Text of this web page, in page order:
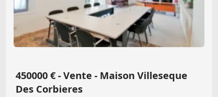
450000 € - Vente - Maison Villeseque
Des Corbieres